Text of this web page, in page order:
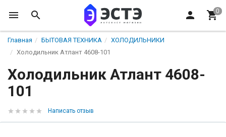
Главная БЫТОВАЯ ТЕХНИКА
ХОЛОДИЛЬНИКИ
Холодильник Атлант 4608-101
Холодильник Атлант 4608-
101
Написать отзыв